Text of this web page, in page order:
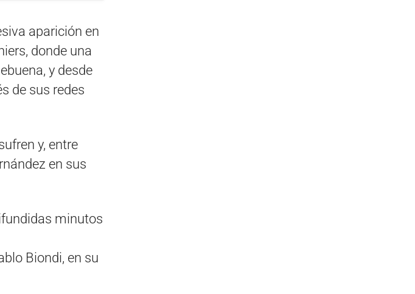
aparición en
donde una
y desde
de sus redes
y, entre
en sus
minutos
Biondi, en su